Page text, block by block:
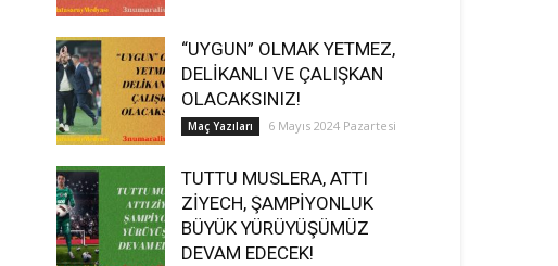
“UYGUN” OLMAK YETMEZ,
DELİKANLI VE ÇALIŞKAN
OLACAKSINIZ!
Maç Yazıları 6 Mayıs 2024 Pazartesi
TUTTU MUSLERA, ATTI
ZİYECH, ŞAMPİYONLUK
BÜYÜK YÜRÜYÜŞÜMÜZ
DEVAM EDECEK!